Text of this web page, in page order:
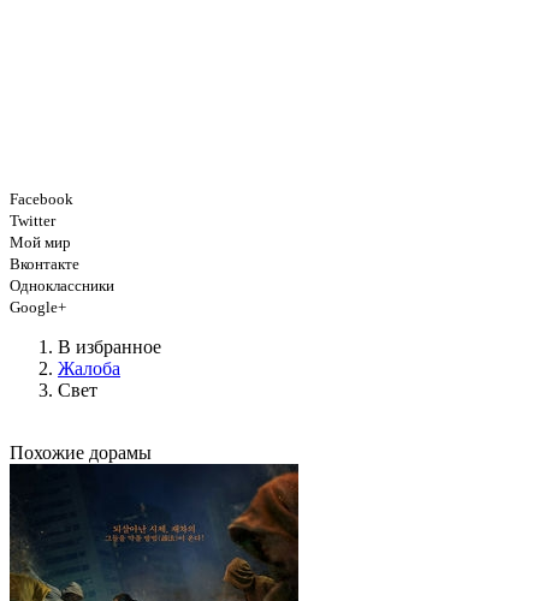
Facebook
Twitter
Мой мир
Вконтакте
Одноклассники
Google+
В избранное
Жалоба
Свет
Похожие дорамы